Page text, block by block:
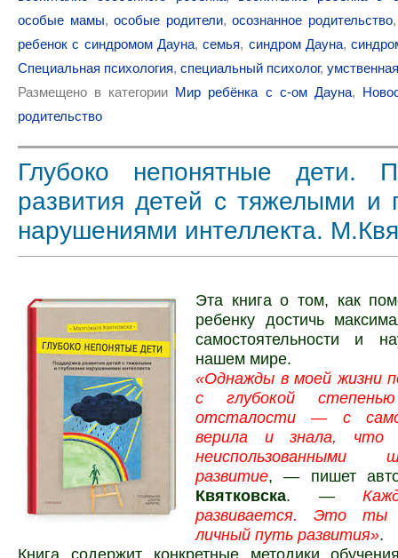
особые мамы, особые родители, осознанное родительство
ребенок с синдромом Дауна,семья, синдром Дауна,
Специальная психология, специальный психолог,
Размещено в категории Мир ребёнка с с-ом Дауна,
родительство
Глубоко непонятные дети.
развития детей с тяжелыми и
нарушениями интеллекта.
Эта книга о том, как
ребенку достичь
самостоятельности и
нашем мире.
«Однажды в моей жизни
с глубокой
отсталости — с
верила и знала,
развитие, — пишет
Квятковска. —
развивается. Это ты
личный путь развития».
Книга содержит конкретные методики